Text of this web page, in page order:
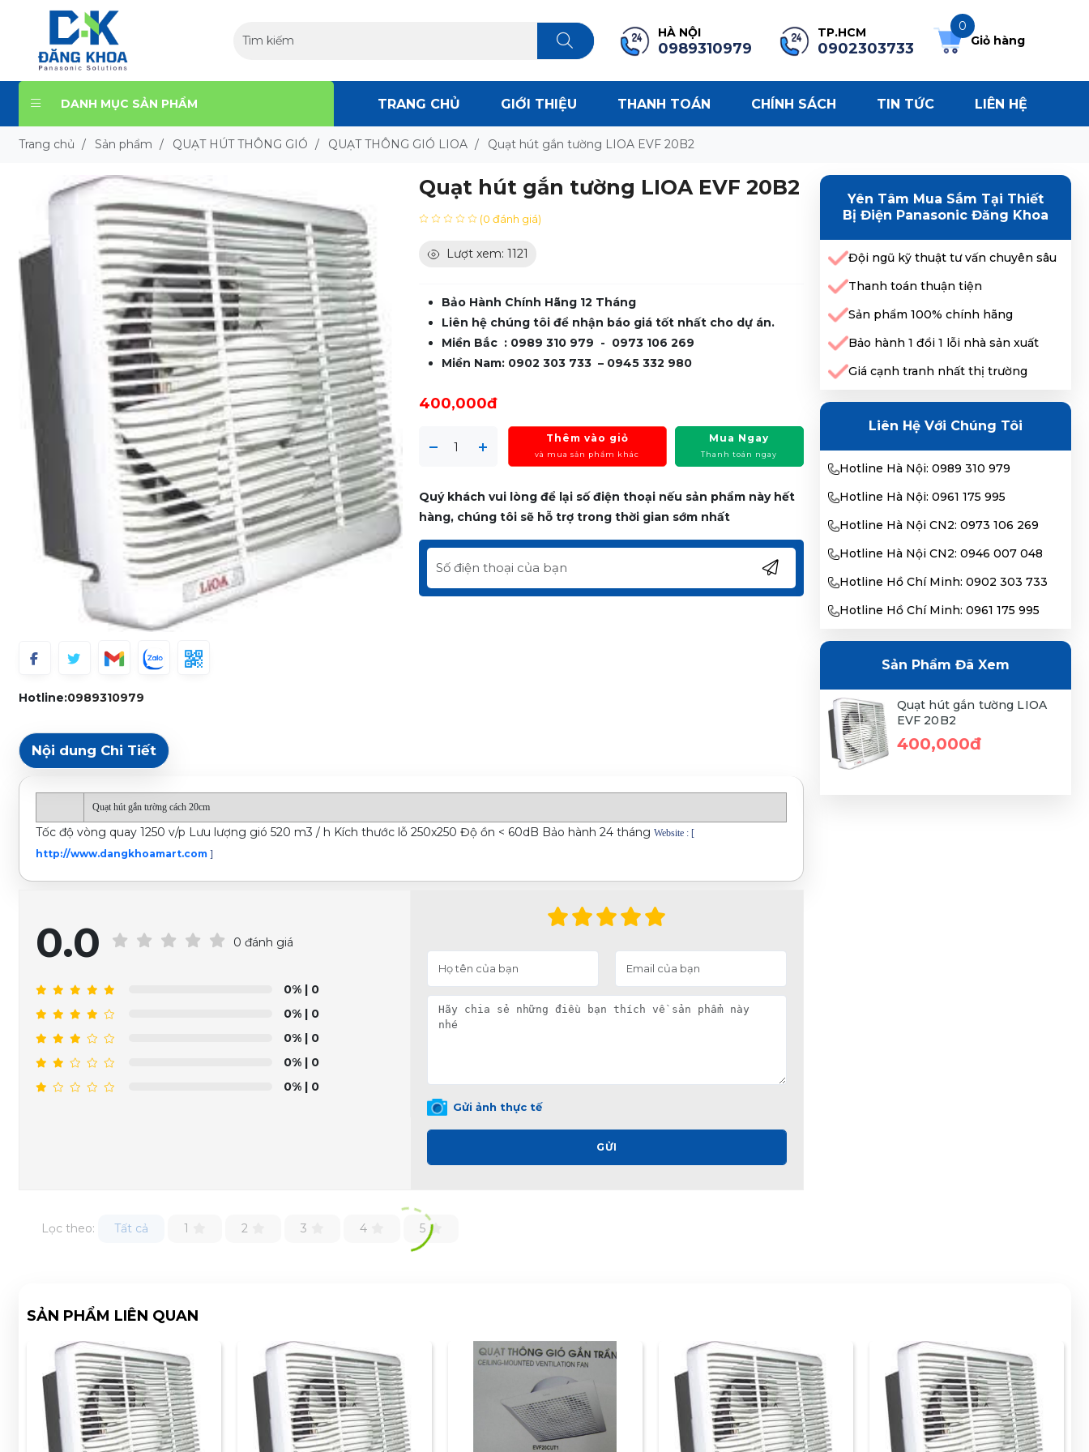
HÀ NỘI
0989310979
TP.HCM
0902303733
0
Giỏ hàng
DANH MỤC SẢN PHẨM TRANG CHỦ GIỚI THIỆU THANH TOÁN CHÍNH SÁCH TIN TỨC LIÊN HỆ
Trang chủ / Sản phẩm / QUẠT HÚT THÔNG GIÓ / QUẠT THÔNG GIÓ LIOA / Quạt hút gắn tường LIOA EVF 20B2
Hotline:0989310979
Quạt hút gắn tường LIOA EVF 20B2
(0 đánh giá)
Lượt xem: 1121
Bảo Hành Chính Hãng 12 Tháng
Liên hệ chúng tôi để nhận báo giá tốt nhất cho dự án.
Miền Bắc : 0989 310 979 - 0973 106 269
Miền Nam: 0902 303 733 – 0945 332 980
400,000đ
Thêm vào giỏ
và mua sản phẩm khác
Mua Ngay
Thanh toán ngay
Quý khách vui lòng để lại số điện thoại nếu sản phẩm này hết
hàng, chúng tôi sẽ hỗ trợ trong thời gian sớm nhất
Nội dung Chi Tiết
Quạt hút gắn tường cách 20cm
Tốc độ vòng quay 1250 v/p Lưu lượng gió 520 m3 / h Kích thước lỗ 250x250 Độ ồn < 60dB Bảo hành 24 tháng Website : [
http://www.dangkhoamart.com]
0.0 0 đánh giá
0%| 0
0%| 0
0%| 0
0%| 0
0%| 0
Gửi ảnh thực tế
GỬI
Lọc theo: Tất cả 1 2 3 4 5
Yên Tâm Mua Sắm Tại Thiết
Bị Điện Panasonic Đăng Khoa
Đội ngũ kỹ thuật tư vấn chuyên sâu
Thanh toán thuận tiện
Sản phẩm 100% chính hãng
Bảo hành 1 đổi 1 lỗi nhà sản xuất
Giá cạnh tranh nhất thị trường
Liên Hệ Với Chúng Tôi
Hotline Hà Nội: 0989 310 979
Hotline Hà Nội: 0961 175 995
Hotline Hà Nội CN2: 0973 106 269
Hotline Hà Nội CN2: 0946 007 048
Hotline Hồ Chí Minh: 0902 303 733
Hotline Hồ Chí Minh: 0961 175 995
Sản Phẩm Đã Xem
Quạt hút gắn tường LIOA
EVF 20B2
400,000đ
SẢN PHẨM LIÊN QUAN